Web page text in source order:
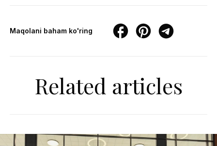
Maqolani baham ko'ring
Related articles